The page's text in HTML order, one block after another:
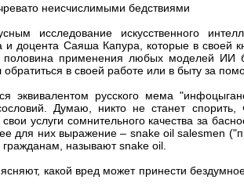
неисчислимыми бедствиями
исследование искусственного
и доцента Саяша Капура, которые в своей
применения любых моделей ИИ
в своей работе или в быту за
эквивалентом русского мема
Думаю, никто не станет спорить,
услуги сомнительного качества за
для них выражение – snake oil salesmen
называют snake oil.
какой вред может принести